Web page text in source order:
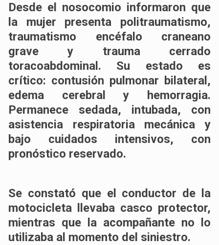
Desde el nosocomio informaron que
la mujer presenta politraumatismo,
traumatismo encéfalo craneano
grave y trauma cerrado
toracoabdominal. Su estado es
crítico: contusión pulmonar bilateral,
edema cerebral y hemorragia.
Permanece sedada, intubada, con
asistencia respiratoria mecánica y
bajo cuidados intensivos, con
pronóstico reservado.
Se constató que el conductor de la
motocicleta llevaba casco protector,
mientras que la acompañante no lo
utilizaba al momento del siniestro.